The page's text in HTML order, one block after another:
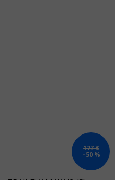
177 €
–50 %